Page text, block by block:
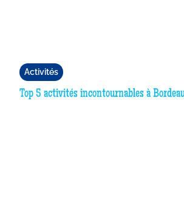
Activités
Top 5 activités incontournables à